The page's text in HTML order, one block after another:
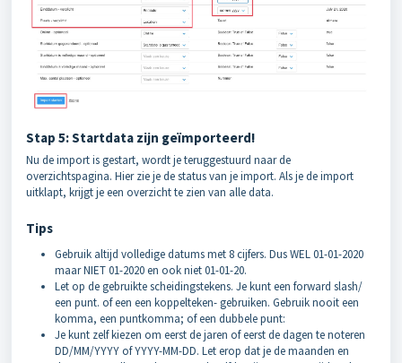
Stap 5: Startdata zijn geïmporteerd!
Nu de import is gestart, wordt je teruggestuurd naar de
overzichtspagina. Hier zie je de status van je import. Als je de import
uitklapt, krijgt je een overzicht te zien van alle data.
Tips
Gebruik altijd volledige datums met 8 cijfers. Dus WEL 01-01-2020
maar NIET 01-2020 en ook niet 01-01-20.
Let op de gebruikte scheidingstekens. Je kunt een forward slash/
een punt. of een een koppelteken- gebruiken. Gebruik nooit een
komma, een puntkomma; of een dubbele punt:
Je kunt zelf kiezen om eerst de jaren of eerst de dagen te noteren
DD/MM/YYYY of YYYY-MM-DD. Let erop dat je de maanden en